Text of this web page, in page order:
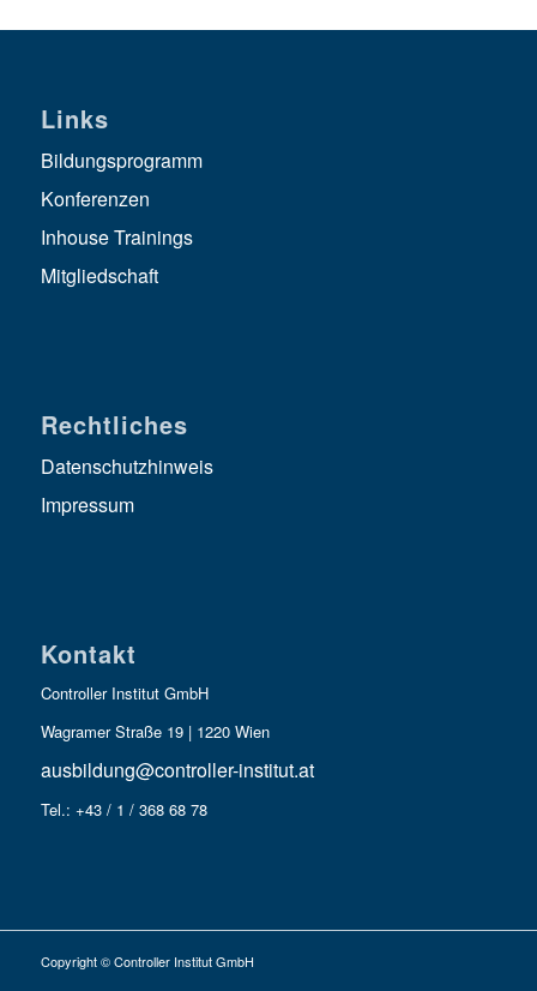
Links
Bildungsprogramm
Konferenzen
Inhouse Trainings
Mitgliedschaft
Rechtliches
Datenschutzhinweis
Impressum
Kontakt
Controller Institut GmbH
Wagramer Straße 19 | 1220 Wien
ausbildung@controller-institut.at
Tel.: +43 / 1 / 368 68 78
Copyright © Controller Institut GmbH